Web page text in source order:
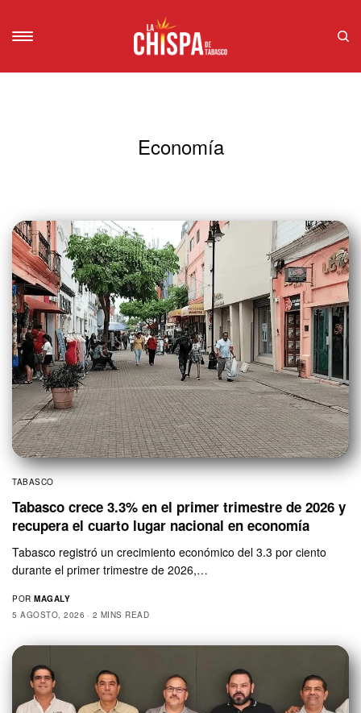
Economía
TABASCO
Tabasco crece 3.3% en el primer trimestre de 2026 y
recupera el cuarto lugar nacional en economía
Tabasco registró un crecimiento económico del 3.3 por ciento
durante el primer trimestre de 2026,…
POR MAGALY
5 AGOSTO, 2026
2 MINS READ